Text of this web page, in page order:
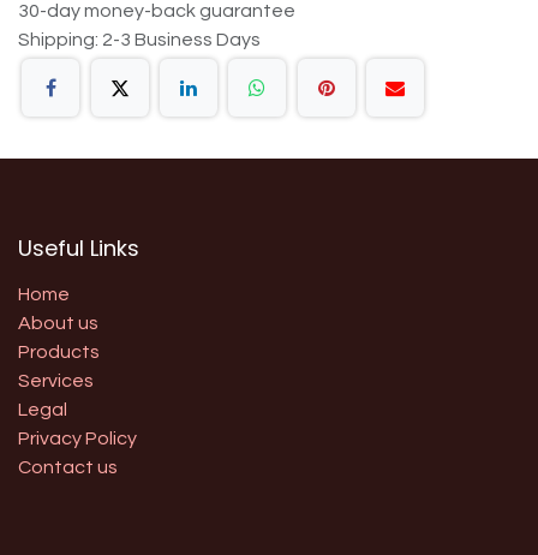
30-day money-back guarantee
Shipping: 2-3 Business Days
Useful Links
Home
About us
Products
Services
Legal
Privacy Policy
Contact us